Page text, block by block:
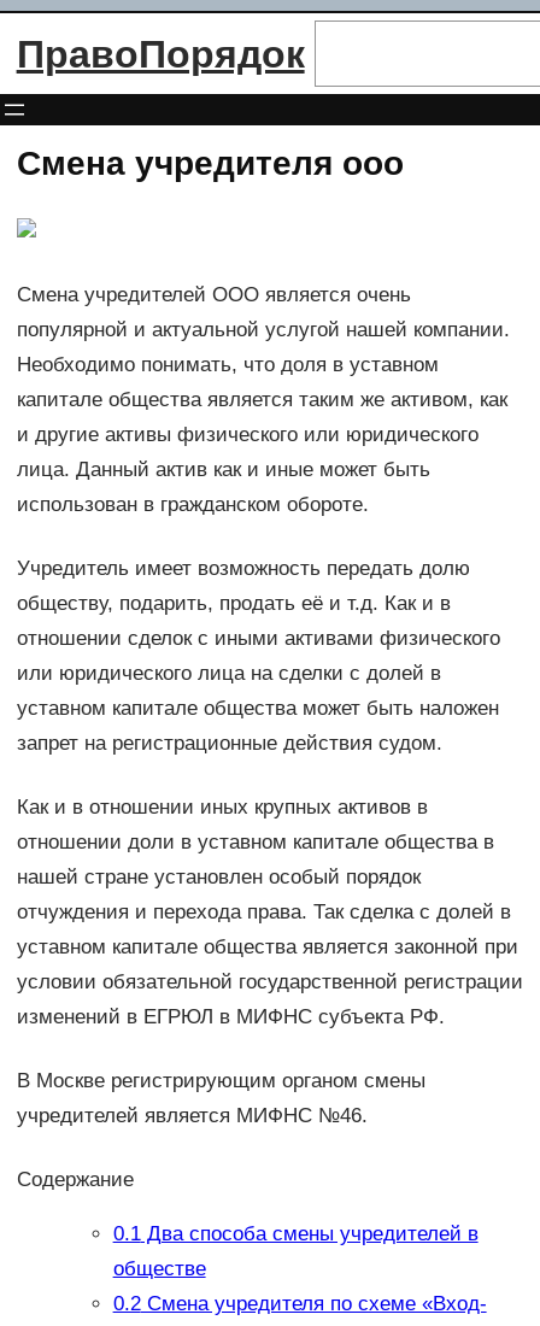
Перейти
ПравоПорядок
Смена учредителя ооо
Смена учредителей ООО является очень
популярной и актуальной услугой нашей компании.
Необходимо понимать, что доля в уставном
капитале общества является таким же активом, как
и другие активы физического или юридического
лица. Данный актив как и иные может быть
использован в гражданском обороте.
Учредитель имеет возможность передать долю
обществу, подарить, продать её и т.д. Как и в
отношении сделок с иными активами физического
или юридического лица на сделки с долей в
уставном капитале общества может быть наложен
запрет на регистрационные действия судом.
Как и в отношении иных крупных активов в
отношении доли в уставном капитале общества в
нашей стране установлен особый порядок
отчуждения и перехода права. Так сделка с долей в
уставном капитале общества является законной при
условии обязательной государственной регистрации
изменений в ЕГРЮЛ в МИФНС субъекта РФ.
В Москве регистрирующим органом смены
учредителей является МИФНС №46.
Содержание
0.1Два способа смены учредителей в
обществе
0.2Смена учредителя по схеме «Вход-